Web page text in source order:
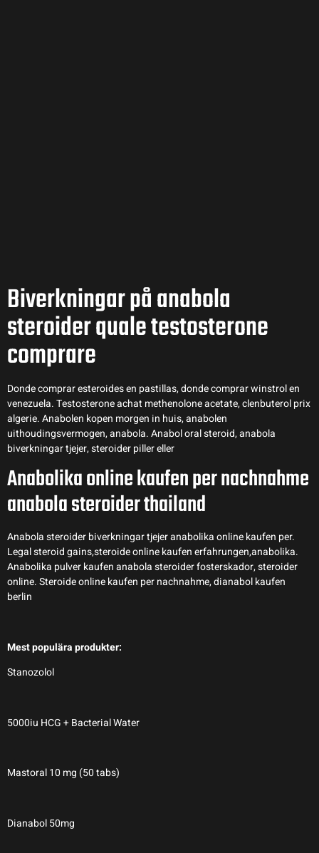
Biverkningar på anabola
steroider quale testosterone
comprare
Donde comprar esteroides en pastillas, donde comprar winstrol en
venezuela. Testosterone achat methenolone acetate, clenbuterol prix
algerie. Anabolen kopen morgen in huis, anabolen
uithoudingsvermogen, anabola. Anabol oral steroid, anabola
biverkningar tjejer, steroider piller eller
Anabolika online kaufen per nachnahme
anabola steroider thailand
Anabola steroider biverkningar tjejer anabolika online kaufen per.
Legal steroid gains,steroide online kaufen erfahrungen,anabolika.
Anabolika pulver kaufen anabola steroider fosterskador, steroider
online. Steroide online kaufen per nachnahme, dianabol kaufen
berlin
Mest populära produkter:
Stanozolol
5000iu HCG + Bacterial Water
Mastoral 10 mg (50 tabs)
Dianabol 50mg